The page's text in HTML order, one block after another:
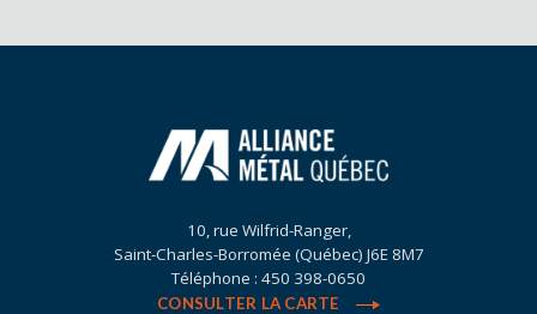
10, rue Wilfrid-Ranger,
Saint-Charles-Borromée (Québec) J6E 8M7
Téléphone : 450 398-0650
CONSULTER LA CARTE